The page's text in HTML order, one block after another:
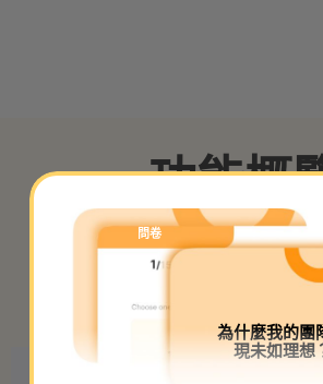
功能概
我們理解你企業和遠程團隊的
問卷
為什麼我的團
現未如理想